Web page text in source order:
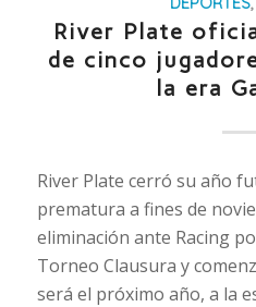
River Plate
de cinco
la era
River Plate cerró su año
prematura a fines de
eliminación ante Racing
Torneo Clausura y
será el próximo año, a la